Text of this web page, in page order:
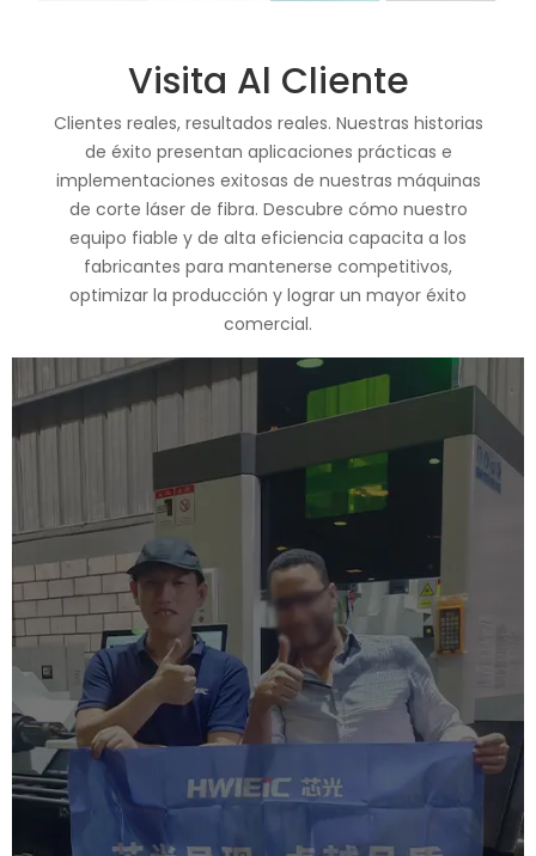
Visita Al Cliente
Clientes reales, resultados reales. Nuestras historias
de éxito presentan aplicaciones prácticas e
implementaciones exitosas de nuestras máquinas
de corte láser de fibra. Descubre cómo nuestro
equipo fiable y de alta eficiencia capacita a los
fabricantes para mantenerse competitivos,
optimizar la producción y lograr un mayor éxito
comercial.